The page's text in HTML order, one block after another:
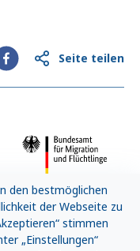
Seite teilen
den bestmöglichen
der Webseite zu
stimmen
„Einstellungen“